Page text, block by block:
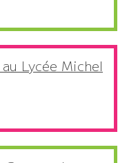
Lycée Michel